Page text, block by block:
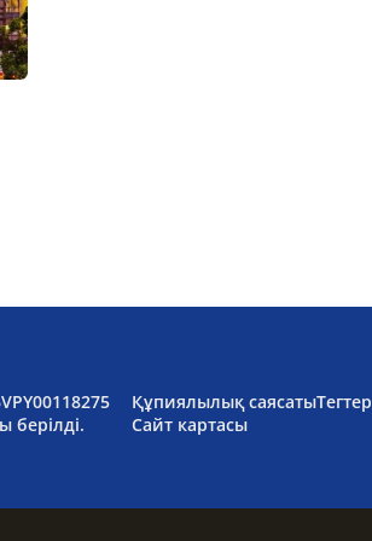
берілді.
Құпиялылық саясатыТегтер
Сайт картасы